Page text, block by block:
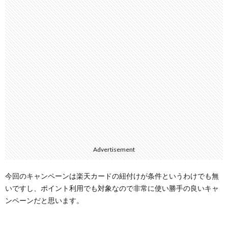
Advertisement
今回のキャンペーンは楽天カードの紐付けが条件というわけでも無
いですし、ポイント利用でも対象なので非常に使い勝手の良いキャ
ンペーンだと思います。